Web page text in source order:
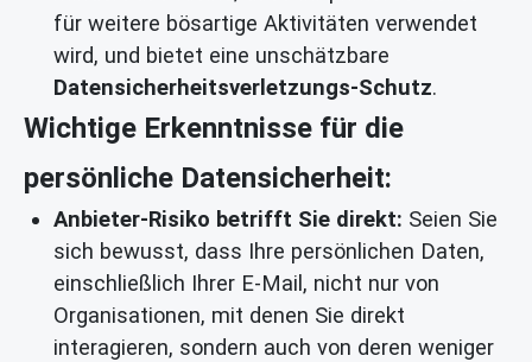
für weitere bösartige Aktivitäten verwendet
wird, und bietet eine unschätzbare
Datensicherheitsverletzungs-Schutz.
Wichtige Erkenntnisse für die
persönliche Datensicherheit:
Anbieter-Risiko betrifft Sie direkt: Seien Sie
sich bewusst, dass Ihre persönlichen Daten,
einschließlich Ihrer E-Mail, nicht nur von
Organisationen, mit denen Sie direkt
interagieren, sondern auch von deren weniger